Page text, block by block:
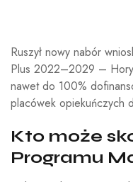
Ruszył nowy nabór wniosków do Programu Aktywny Maluch
Plus 2022–2029 –
nawet do 100%
placówek opiekuńczych
Kto może
Programu